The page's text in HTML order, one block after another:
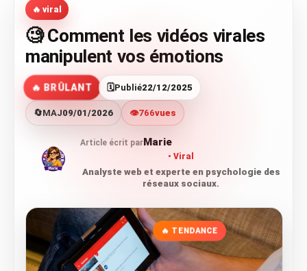
ÇA FAIT RÉAGIR
🔥 VOIR LE BUZZ
🔥 viral
🧐 Comment les vidéos virales
manipulent vos émotions
🔥 BRÛLANT 🗓️Publié22/12/2025
🔄MAJ09/01/2026 👁️766vues
Article écrit parMarie
Viral
Analyste web et experte en psychologie des
réseaux sociaux.
🔥 TENDANCE